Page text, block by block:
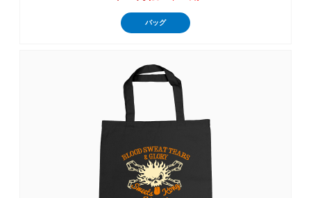
バッグ